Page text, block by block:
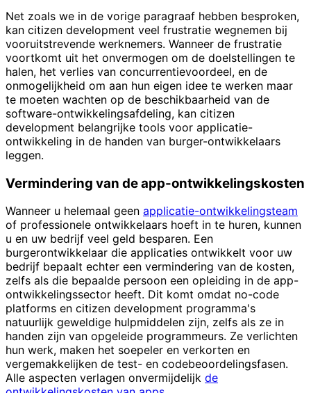
Net zoals we in de vorige paragraaf hebben besproken,
kan citizen development veel frustratie wegnemen bij
vooruitstrevende werknemers. Wanneer de frustratie
voortkomt uit het onvermogen om de doelstellingen te
halen, het verlies van concurrentievoordeel, en de
onmogelijkheid om aan hun eigen idee te werken maar
te moeten wachten op de beschikbaarheid van de
software-ontwikkelingsafdeling, kan citizen
development belangrijke tools voor applicatie-
ontwikkeling in de handen van burger-ontwikkelaars
leggen.
Vermindering van de app-ontwikkelingskosten
Wanneer u helemaal geen applicatie-ontwikkelingsteam
of professionele ontwikkelaars hoeft in te huren, kunnen
u en uw bedrijf veel geld besparen. Een
burgerontwikkelaar die applicaties ontwikkelt voor uw
bedrijf bepaalt echter een vermindering van de kosten,
zelfs als die bepaalde persoon een opleiding in de app-
ontwikkelingssector heeft. Dit komt omdat no-code
platforms en citizen development programma's
natuurlijk geweldige hulpmiddelen zijn, zelfs als ze in
handen zijn van opgeleide programmeurs. Ze verlichten
hun werk, maken het soepeler en verkorten en
vergemakkelijken de test- en codebeoordelingsfasen.
Alle aspecten verlagen onvermijdelijk de